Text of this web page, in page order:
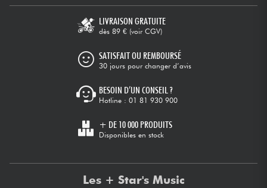
LIVRAISON GRATUITE
dès 89 € (voir CGV)
SATISFAIT OU REMBOURSÉ
30 jours pour changer d’avis
BESOIN D’UN CONSEIL ?
Hotline : 01 81 930 900
+ DE 10 000 PRODUITS
Disponibles en stock
Les + Star's Music